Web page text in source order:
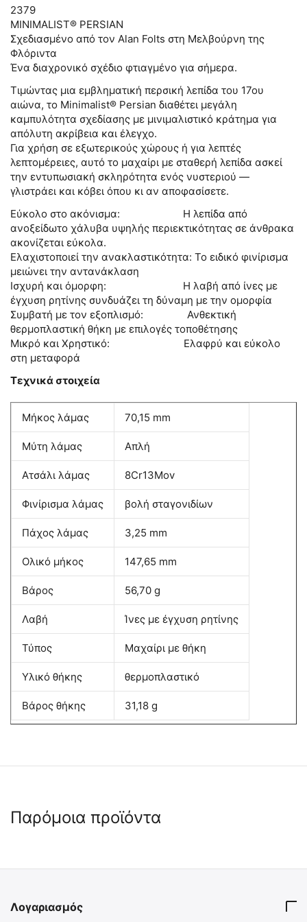
2379
MINIMALIST® PERSIAN
Σχεδιασμένο από τον Alan Folts στη Μελβούρνη της
Φλόριντα
Ένα διαχρονικό σχέδιο φτιαγμένο για σήμερα.
Τιμώντας μια εμβληματική περσική λεπίδα του 17ου
αιώνα, το Minimalist® Persian διαθέτει μεγάλη
καμπυλότητα σχεδίασης με μινιμαλιστικό κράτημα για
απόλυτη ακρίβεια και έλεγχο.
Για χρήση σε εξωτερικούς χώρους ή για λεπτές
λεπτομέρειες, αυτό το μαχαίρι με σταθερή λεπίδα ασκεί
την εντυπωσιακή σκληρότητα ενός νυστεριού —
γλιστράει και κόβει όπου κι αν αποφασίσετε.
Εύκολο στο ακόνισμα: Η λεπίδα από
ανοξείδωτο χάλυβα υψηλής περιεκτικότητας σε άνθρακα
ακονίζεται εύκολα.
Ελαχιστοποιεί την ανακλαστικότητα: Το ειδικό φινίρισμα
μειώνει την αντανάκλαση
Ισχυρή και όμορφη: Η λαβή από ίνες με
έγχυση ρητίνης συνδυάζει τη δύναμη με την ομορφία
Συμβατή με τον εξοπλισμό: Ανθεκτική
θερμοπλαστική θήκη με επιλογές τοποθέτησης
Μικρό και Χρηστικό: Ελαφρύ και εύκολο
στη μεταφορά
Τεχνικά στοιχεία
Μήκος λάμας 70,15 mm
Μύτη λάμας Απλή
Ατσάλι λάμας 8Cr13Mov
Φινίρισμα λάμας βολή σταγονιδίων
Πάχος λάμας 3,25 mm
Ολικό μήκος 147,65 mm
Βάρος 56,70 g
Λαβή Ίνες με έγχυση ρητίνης
Τύπος Μαχαίρι με θήκη
Υλικό θήκης θερμοπλαστικό
Βάρος θήκης 31,18 g
Παρόμοια προϊόντα
Λογαριασμός